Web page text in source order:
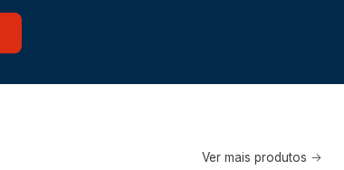
Ver mais produtos